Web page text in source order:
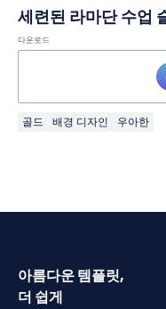
세련된 라마단 수업
다운로드
골드 배경 디자인 우아한
아름다운 템플릿,
더 쉽게